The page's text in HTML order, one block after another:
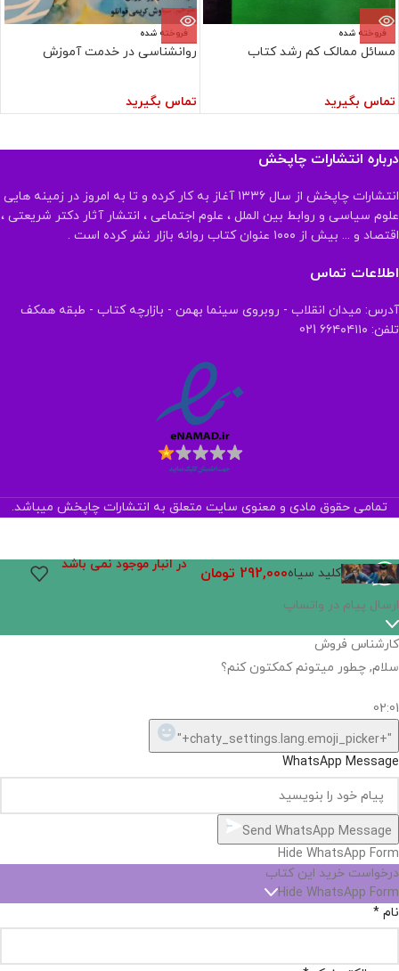
فروخته شده
مسائل ممالک کم رشد کتاب
تماس بگیرید
فروخته شده
روانشناسی در خدمت آموزش
تماس بگیرید
درباره انتشارات چاپخش
انتشارات چاپخش از سال ۱۳۳۶ آغاز به کار کرده و تا به امروز در زمینه هایی
علوم سیاسی و روابط بین الملل ، علوم اجتماعی ، انتشار آثار دکتر شریعتی ،
اقتصاد و ... بیش از ۱۰۰۰ عنوان کتاب روانه بازار نشر کرده است .
اطلاعات تماس
آدرس: میدان انقلاب - روبروی سینما بهمن - بازارچه کتاب - طبقه همکف
تلفن: ۶۶۴۰۴۱۱۰ 021
تمامی حقوق مادی و معنوی سایت متعلق به انتشارات چاپخش میباشد.
کلید سیاه292,000 تومان در انبار موجود نمی باشد
ارسال پیام در واتساپ
کارشناس فروش
سلام, چطور میتونم کمکتون کنم؟
02:01
"+chaty_settings.lang.emoji_picker+"
WhatsApp Message
Send WhatsApp Message
Hide WhatsApp Form
درخواست خرید این کتاب
Hide WhatsApp Form
نام *